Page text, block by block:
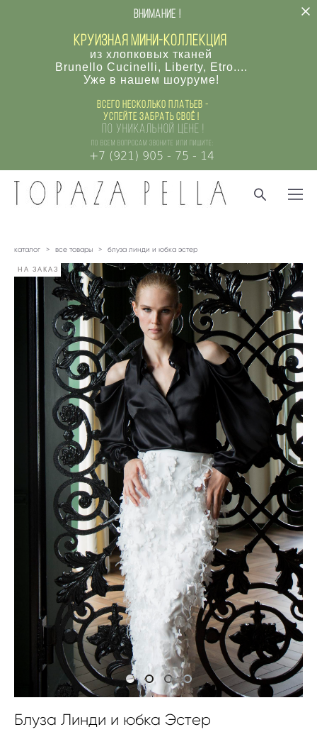
внимание !
круизная мини-коллекция
из хлопковых тканей
Brunello Cucinelli, Liberty, Etro....
Уже в нашем шоуруме!
Всего несколько платьев -
успейте забрать своё !
по уникальной цене !
по всем вопросам звоните или пишите:
+7 (921) 905 - 75 - 14
каталог > все товары > блуза линди и юбка эстер
НА ЗАКАЗ
Блуза Линди и юбка Эстер